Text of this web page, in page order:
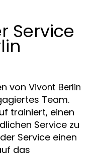
Service
von Vivont Berlin
Team.
trainiert, einen
Service zu
Service einen
das